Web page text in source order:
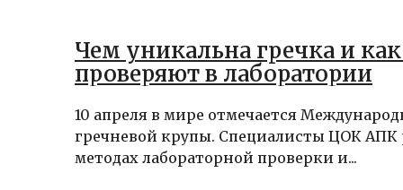
Чем уникальна гречка и как
проверяют в лаборатории
10 апреля в мире отмечается
гречневой крупы. Специалисты ЦОК АПК
методах лабораторной проверки и...